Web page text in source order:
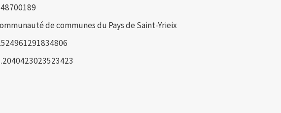
de communes du Pays de Saint-Yrieix